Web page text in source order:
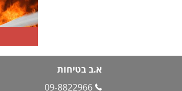
א.ב בטיחות
09-8822966